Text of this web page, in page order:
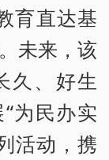
育直达基
未来，该
久、好生
为民办实
活动，携